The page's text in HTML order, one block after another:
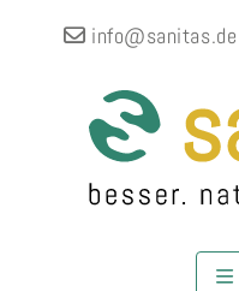
info@sanitas.de